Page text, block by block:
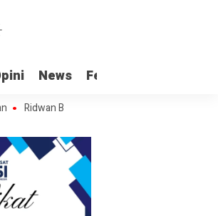
News Feature
Bae: PT SCM dan Perkebunan Sawit